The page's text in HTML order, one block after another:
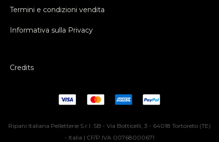
Termini e condizioni vendita
Informativa sulla Privacy
Credits
Ripani Italiana Pelletterie S.r.l. SB - Via Botticelli, 3 - 64018 Tortoreto (TE)
- Italia | CF/P.IVA 00768000671